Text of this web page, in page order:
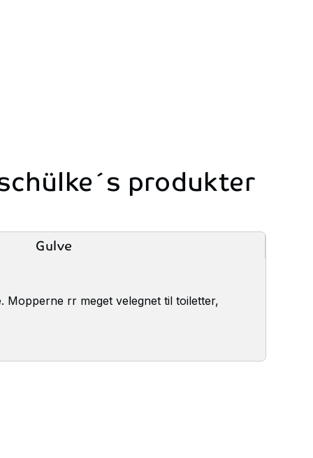
produkter
Gulve
rr meget velegnet til toiletter,